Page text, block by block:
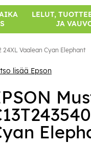
LELUT,
JA
24XL Vaalean Cyan Elephant
lisää Epson